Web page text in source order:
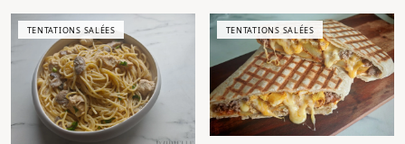
TENTATIONS SALÉES TENTATIONS SALÉES